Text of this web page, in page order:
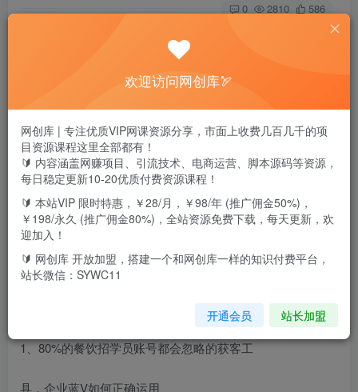
0 2810 586
课程大纲
前言
餐饮人做短视频如何从第一个流量开始盈利
1、80%的餐饮招学员账号都会忽略的获客工
具，企业蓝V如何正确运用
欢迎访问网创库🏹
网创库 | 专注优质VIP网课资源分享，市面上收费几百几千的项
目资源课程这里全部都有！
🔰 内容涵盖网赚项目、引流技术、电商运营、脚本源码等资源，
每日稳定更新10-20优质付费资源课程！
🔰 本站VIP 限时特惠，￥28/月，￥98/年 (推广佣金50%)，
￥198/永久 (推广佣金80%)，全站资源免费下载，每天更新，欢
迎加入！
🔰 网创库 开放加盟，搭建一个和网创库一样的知识付费平台，
站长微信：SYWC11
开通会员 站长加盟